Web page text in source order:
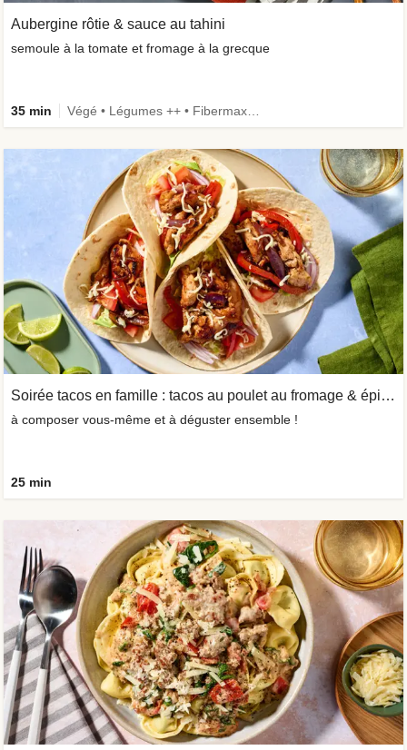
Aubergine rôtie & sauce au tahini
semoule à la tomate et fromage à la grecque
35 min
Soirée tacos en famille : tacos au poulet au fromage & épices BBQ
à composer vous-même et à déguster ensemble !
25 min